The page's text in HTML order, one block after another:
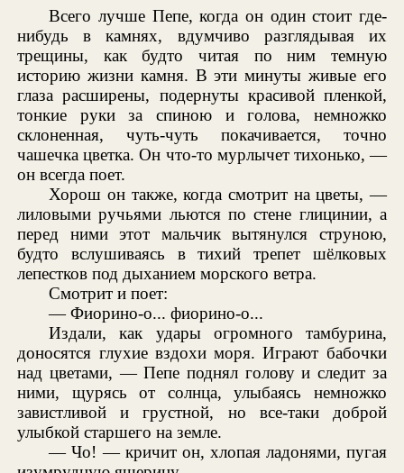
Всего лучше Пепе, когда он один стоит где-
нибудь в камнях, вдумчиво разглядывая их
трещины, как будто читая по ним темную
историю жизни камня. В эти минуты живые его
глаза расширены, подернуты красивой пленкой,
тонкие руки за спиною и голова, немножко
склоненная, чуть-чуть покачивается, точно
чашечка цветка. Он что-то мурлычет тихонько, —
он всегда поет.
Хорош он также, когда смотрит на цветы, —
лиловыми ручьями льются по стене глицинии, а
перед ними этот мальчик вытянулся струною,
будто вслушиваясь в тихий трепет шёлковых
лепестков под дыханием морского ветра.
Смотрит и поет:
— Фиорино-о... фиорино-о...
Издали, как удары огромного тамбурина,
доносятся глухие вздохи моря. Играют бабочки
над цветами, — Пепе поднял голову и следит за
ними, щурясь от солнца, улыбаясь немножко
завистливой и грустной, но все-таки доброй
улыбкой старшего на земле.
— Чо! — кричит он, хлопая ладонями, пугая